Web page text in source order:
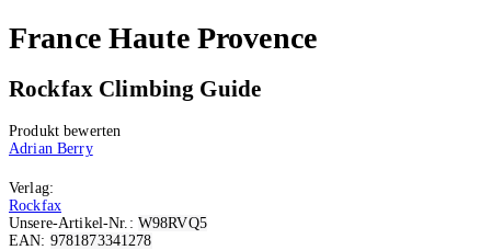
France Haute Provence
Rockfax Climbing Guide
Produkt bewerten
Adrian Berry
Verlag:
Rockfax
Unsere-Artikel-Nr.: W98RVQ5
EAN: 9781873341278